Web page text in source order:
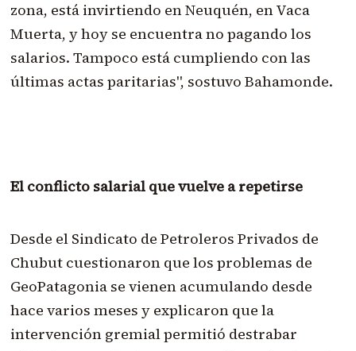
zona, está invirtiendo en Neuquén, en Vaca
Muerta, y hoy se encuentra no pagando los
salarios. Tampoco está cumpliendo con las
últimas actas paritarias", sostuvo Bahamonde.
El conflicto salarial que vuelve a repetirse
Desde el Sindicato de Petroleros Privados de
Chubut cuestionaron que los problemas de
GeoPatagonia se vienen acumulando desde
hace varios meses y explicaron que la
intervención gremial permitió destrabar